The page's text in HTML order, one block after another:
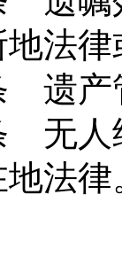
法
遗产
无人
法律